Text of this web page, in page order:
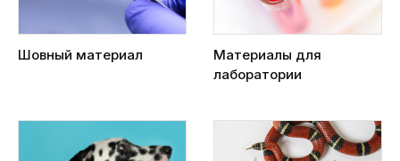
Шовный материал
Материалы для
лаборатории